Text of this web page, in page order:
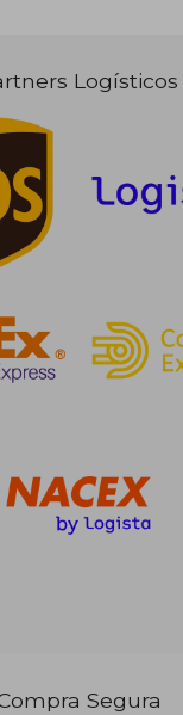
Logísticos
Segura